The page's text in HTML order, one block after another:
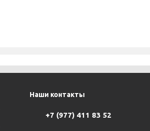
Наши контакты
+7 (977) 411 83 52